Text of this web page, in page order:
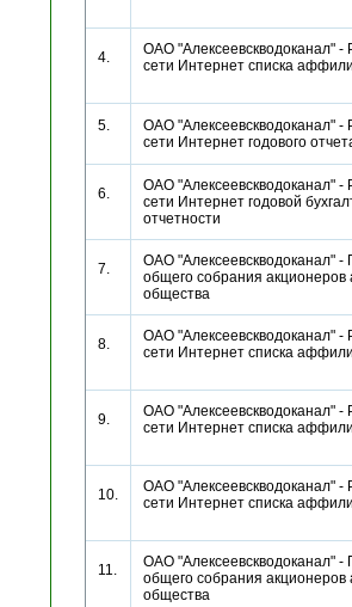
4.
ОАО "Алексеевскводоканал" -
сети Интернет списка
5.
ОАО "Алексеевскводоканал" -
сети Интернет годового
6.
ОАО "Алексеевскводоканал" -
сети Интернет годовой
отчетности
7.
ОАО "Алексеевскводоканал" -
общего собрания акционеров
общества
8.
ОАО "Алексеевскводоканал" -
сети Интернет списка
9.
ОАО "Алексеевскводоканал" -
сети Интернет списка
10.
ОАО "Алексеевскводоканал" -
сети Интернет списка
11.
ОАО "Алексеевскводоканал" -
общего собрания акционеров
общества